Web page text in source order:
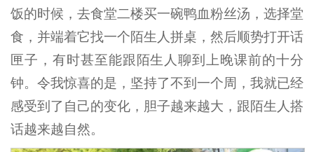
饭的时候，去食堂二楼买一碗鸭血粉丝汤，选择堂
食，并端着它找一个陌生人拼桌，然后顺势打开话
匣子，有时甚至能跟陌生人聊到上晚课前的十分
钟。令我惊喜的是，坚持了不到一个周，我就已经
感受到了自己的变化，胆子越来越大，跟陌生人搭
话越来越自然。